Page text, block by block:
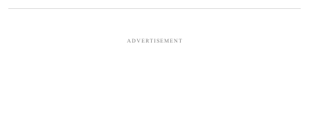
ADVERTISEMENT